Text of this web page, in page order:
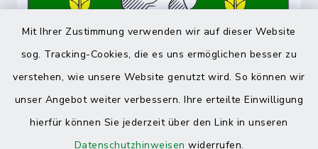
Mit Ihrer Zustimmung verwenden wir auf dieser Website
sog. Tracking-Cookies, die es uns ermöglichen besser zu
verstehen, wie unsere Website genutzt wird. So können wir
unser Angebot weiter verbessern. Ihre erteilte Einwilligung
hierfür können Sie jederzeit über den Link in unseren
Datenschutzhinweisen widerrufen.